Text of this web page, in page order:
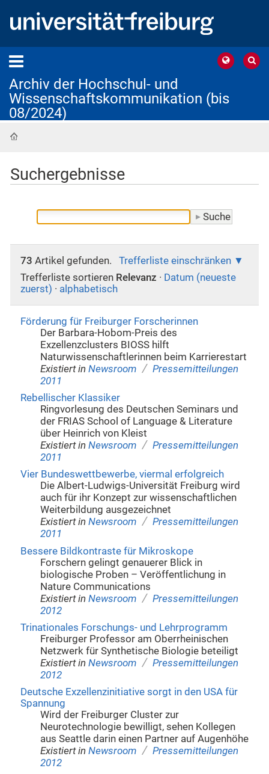
Archiv der Hochschul- und
Wissenschaftskommunikation (bis
08/2024)
Suchergebnisse
73 Artikel gefunden.
Trefferliste einschränken
Trefferliste sortieren Relevanz · Datum (neueste
zuerst) · alphabetisch
Förderung für Freiburger Forscherinnen
Der Barbara-Hobom-Preis des
Exzellenzclusters BIOSS hilft
Naturwissenschaftlerinnen beim Karrierestart
Existiert in Newsroom / Pressemitteilungen
2011
Rebellischer Klassiker
Ringvorlesung des Deutschen Seminars und
der FRIAS School of Language & Literature
über Heinrich von Kleist
Existiert in Newsroom / Pressemitteilungen
2011
Vier Bundeswettbewerbe, viermal erfolgreich
Die Albert-Ludwigs-Universität Freiburg wird
auch für ihr Konzept zur wissenschaftlichen
Weiterbildung ausgezeichnet
Existiert in Newsroom / Pressemitteilungen
2011
Bessere Bildkontraste für Mikroskope
Forschern gelingt genauerer Blick in
biologische Proben – Veröffentlichung in
Nature Communications
Existiert in Newsroom / Pressemitteilungen
2012
Trinationales Forschungs- und Lehrprogramm
Freiburger Professor am Oberrheinischen
Netzwerk für Synthetische Biologie beteiligt
Existiert in Newsroom / Pressemitteilungen
2012
Deutsche Exzellenzinitiative sorgt in den USA für
Spannung
Wird der Freiburger Cluster zur
Neurotechnologie bewilligt, sehen Kollegen
aus Seattle darin einen Partner auf Augenhöhe
Existiert in Newsroom / Pressemitteilungen
2012